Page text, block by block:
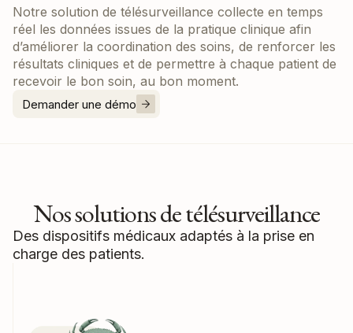
Notre solution de télésurveillance collecte en temps
réel les données issues de la pratique clinique afin
d’améliorer la coordination des soins, de renforcer les
résultats cliniques et de permettre à chaque patient de
recevoir le bon soin, au bon moment.
Demander une démo
Nos solutions de télésurveillance
Des dispositifs médicaux adaptés à la prise en
charge des patients.